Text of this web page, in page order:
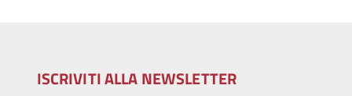
ISCRIVITI ALLA NEWSLETTER